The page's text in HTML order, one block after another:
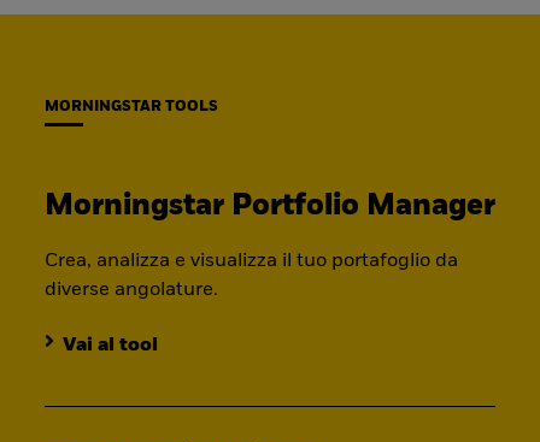
MORNINGSTAR TOOLS
Morningstar Portfolio Manager
Crea, analizza e visualizza il tuo portafoglio da
diverse angolature.
Vai al tool